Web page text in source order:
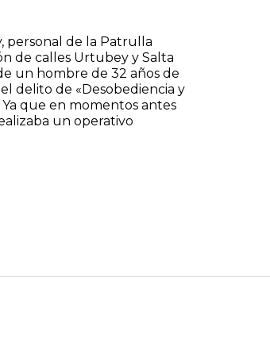
personal de la Patrulla
de calles Urtubey y Salta
un hombre de 32 años de
delito de «Desobediencia y
que en momentos antes
un operativo